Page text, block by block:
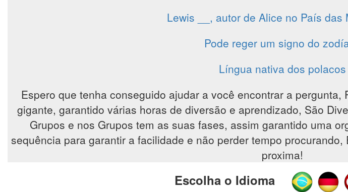
Lewis __, autor de Alice no País das
Pode reger um signo do
Língua nativa dos polacos
Espero que tenha conseguido ajudar a você encontrar a
gigante, garantido várias horas de diversão e aprendizado, São
Grupos e nos Grupos tem as suas fases, assim garantido uma
sequência para garantir a facilidade e não perder tempo
proxima!
Escolha o Idioma